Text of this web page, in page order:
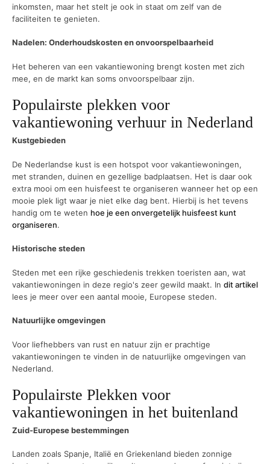
inkomsten, maar het stelt je ook in staat om zelf van de
faciliteiten te genieten.
Nadelen: Onderhoudskosten en onvoorspelbaarheid
Het beheren van een vakantiewoning brengt kosten met zich
mee, en de markt kan soms onvoorspelbaar zijn.
Populairste plekken voor
vakantiewoning verhuur in Nederland
Kustgebieden
De Nederlandse kust is een hotspot voor vakantiewoningen,
met stranden, duinen en gezellige badplaatsen. Het is daar ook
extra mooi om een huisfeest te organiseren wanneer het op een
mooie plek ligt waar je niet elke dag bent. Hierbij is het tevens
handig om te weten hoe je een onvergetelijk huisfeest kunt
organiseren.
Historische steden
Steden met een rijke geschiedenis trekken toeristen aan, wat
vakantiewoningen in deze regio's zeer gewild maakt. In dit artikel
lees je meer over een aantal mooie, Europese steden.
Natuurlijke omgevingen
Voor liefhebbers van rust en natuur zijn er prachtige
vakantiewoningen te vinden in de natuurlijke omgevingen van
Nederland.
Populairste Plekken voor
vakantiewoningen in het buitenland
Zuid-Europese bestemmingen
Landen zoals Spanje, Italië en Griekenland bieden zonnige